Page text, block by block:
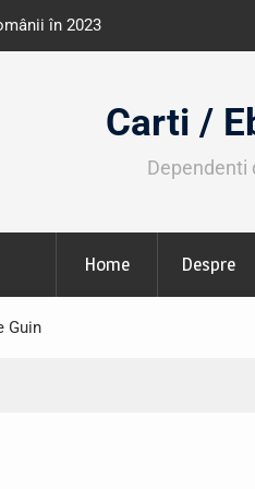
de învățământ din România
Carti /
Dependenti
Home Despre
Guin